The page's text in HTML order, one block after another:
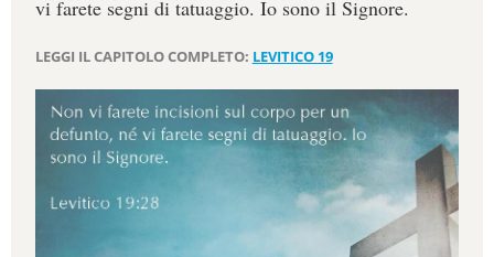
vi farete segni di tatuaggio. Io sono il Signore.
LEGGI IL CAPITOLO COMPLETO: LEVITICO 19